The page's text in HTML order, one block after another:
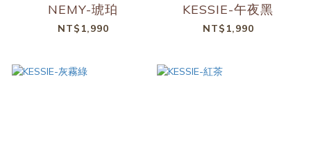
NEMY-琥珀
NT$1,990
KESSIE-午夜黑
NT$1,990